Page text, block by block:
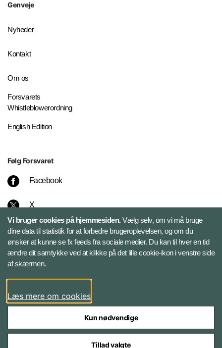
Genveje
Nyheder
Kontakt
Om os
Forsvarets
Whistleblowerordning
English Edition
Følg Forsvaret
Facebook
X
Instagram
Bluesky
LinkedIn
Vi bruger cookies på hjemmesiden.Vælg selv, om vi må bruge
dine data til statistik for at forbedre brugeroplevelsen, og om du
ønsker at kunne se fx feeds fra sociale medier. Du kan til hver en tid
ændre dit samtykke ved at klikke på det lille cookie-ikon i venstre side
af skærmen.
Læs mere om cookies
Kun nødvendige
Tillad valgte